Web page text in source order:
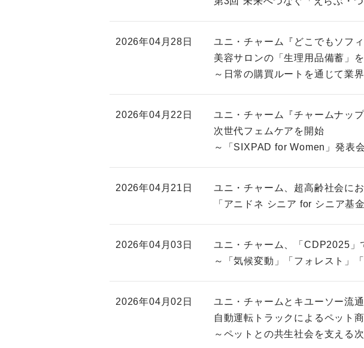
2026年04月28日
ユニ・チャーム『どこでもソフ
美容サロンの「生理用品備蓄」
～日常の購買ルートを通じて業
2026年04月22日
ユニ・チャーム『チャームナッ
次世代フェムケアを開始
～「SIXPAD for Women」発表
2026年04月21日
ユニ・チャーム、超高齢社会に
「アニドネ シニア for シニア基
2026年04月03日
ユニ・チャーム、「CDP2025」
～「気候変動」「フォレスト」
2026年04月02日
ユニ・チャームとキユーソー流
自動運転トラックによるペット
～ペットとの共生社会を支える